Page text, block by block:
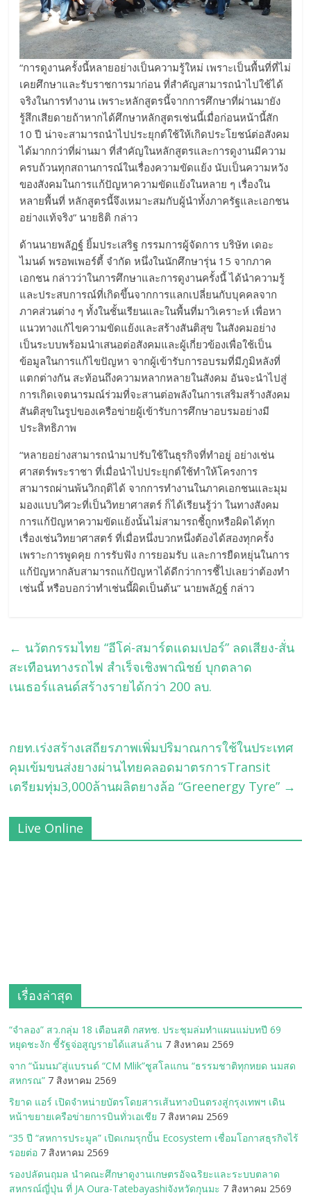
“การดูงานครั้งนี้หลายอย่างเป็นความรู้ใหม่ เพราะเป็นพื้นที่ที่ไม่
เคยศึกษาและรับราชการมาก่อน ที่สำคัญสามารถนำไปใช้ได้
จริงในการทำงาน เพราะหลักสูตรนี้จากการศึกษาที่ผ่านมายัง
รู้สึกเสียดายถ้าหากได้ศึกษาหลักสูตรเช่นนี้เมื่อก่อนหน้านี้สัก
10 ปี น่าจะสามารถนำไปประยุกต์ใช้ให้เกิดประโยชน์ต่อสังคม
ได้มากกว่าที่ผ่านมา ที่สำคัญในหลักสูตรและการดูงานมีความ
ครบถ้วนทุกสถานการณ์ในเรื่องความขัดแย้ง นับเป็นความหวัง
ของสังคมในการแก้ปัญหาความขัดแย้งในหลาย ๆ เรื่องใน
หลายพื้นที่ หลักสูตรนี้จึงเหมาะสมกับผู้นำทั้งภาครัฐและเอกชน
อย่างแท้จริง” นายธิติ กล่าว
ด้านนายพลัฏฐ์ ยิ้มประเสริฐ กรรมการผู้จัดการ บริษัท เดอะ
ไมนด์ พรอพเพอร์ตี้ จำกัด หนึ่งในนักศึกษารุ่น 15 จากภาค
เอกชน กล่าวว่าในการศึกษาและการดูงานครั้งนี้ ได้นำความรู้
และประสบการณ์ที่เกิดขึ้นจากการแลกเปลี่ยนกับบุคคลจาก
ภาคส่วนต่าง ๆ ทั้งในชั้นเรียนและในพื้นที่มาวิเคราะห์ เพื่อหา
แนวทางแก้ไขความขัดแย้งและสร้างสันติสุข ในสังคมอย่าง
เป็นระบบพร้อมนำเสนอต่อสังคมและผู้เกี่ยวข้องเพื่อใช้เป็น
ข้อมูลในการแก้ไขปัญหา จากผู้เข้ารับการอบรมที่มีภูมิหลังที่
แตกต่างกัน สะท้อนถึงความหลากหลายในสังคม อันจะนำไปสู่
การเกิดเจตนารมณ์ร่วมที่จะสานต่อพลังในการเสริมสร้างสังคม
สันติสุขในรูปของเครือข่ายผู้เข้ารับการศึกษาอบรมอย่างมี
ประสิทธิภาพ
“หลายอย่างสามารถนำมาปรับใช้ในธุรกิจที่ทำอยู่ อย่างเช่น
ศาสตร์พระราชา ที่เมื่อนำไปประยุกต์ใช้ทำให้โครงการ
สามารถผ่านพ้นวิกฤติได้ จากการทำงานในภาคเอกชนและมุม
มองแบบวิศวะที่เป็นวิทยาศาสตร์ ก็ได้เรียนรู้ว่า ในทางสังคม
การแก้ปัญหาความขัดแย้งนั้นไม่สามารถชี้ถูกหรือผิดได้ทุก
เรื่องเช่นวิทยาศาสตร์ ที่เมื่อหนึ่งบวกหนึ่งต้องได้สองทุกครั้ง
เพราะการพูดคุย การรับฟัง การยอมรับ และการยืดหยุ่นในการ
แก้ปัญหากลับสามารถแก้ปัญหาได้ดีกว่าการชี้ไปเลยว่าต้องทำ
เช่นนี้ หรือบอกว่าทำเช่นนี้ผิดเป็นต้น” นายพลัฎฐ์ กล่าว
← นวัตกรรมไทย “อีโค่-สมาร์ตแดมเปอร์” ลดเสียง-สั่น
สะเทือนทางรถไฟ สำเร็จเชิงพาณิชย์ บุกตลาด
เนเธอร์แลนด์สร้างรายได้กว่า 200 ลบ.
กยท.เร่งสร้างเสถียรภาพเพิ่มปริมาณการใช้ในประเทศ
คุมเข้มขนส่งยางผ่านไทยคลอดมาตรการTransit
เตรียมทุ่ม3,000ล้านผลิตยางล้อ “Greenergy Tyre” →
Live Online
เรื่องล่าสุด
“จำลอง” สว.กลุ่ม 18 เตือนสติ กสทช. ประชุมล่มทำแผนแม่บทปี 69
หยุดชะงัก ชี้รัฐจ่อสูญรายได้แสนล้าน 7 สิงหาคม 2569
จาก “น้มนม”สู่แบรนด์ “CM Mlik”ชูสโลแกน “ธรรมชาติทุกหยด นมสด
สหกรณ” 7 สิงหาคม 2569
ริยาด แอร์ เปิดจำหน่ายบัตรโดยสารเส้นทางบินตรงสู่กรุงเทพฯ เดิน
หน้าขยายเครือข่ายการบินทั่วเอเชีย 7 สิงหาคม 2569
“35 ปี “สหการประมูล” เปิดเกมรุกปั้น Ecosystem เชื่อมโอกาสธุรกิจไร้
รอยต่อ 7 สิงหาคม 2569
รองปลัดนฤมล นำคณะศึกษาดูงานเกษตรอัจฉริยะและระบบตลาด
สหกรณ์ญี่ปุ่น ที่ JA Oura-Tatebayashiจังหวัดกุนมะ 7 สิงหาคม 2569